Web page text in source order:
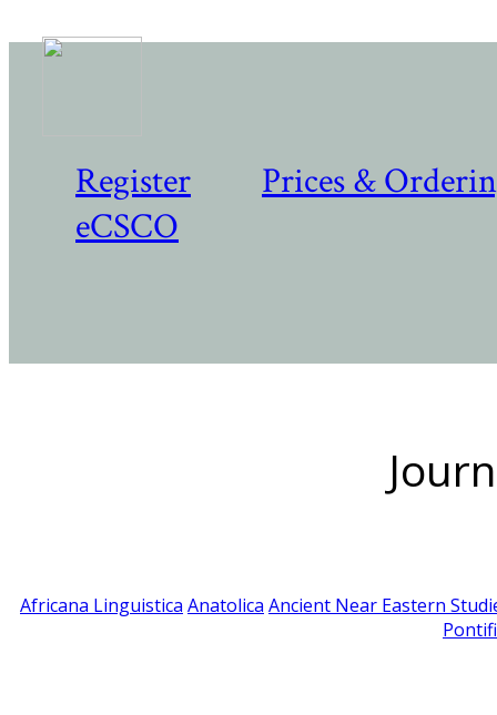
Register
Prices &
eCSCO
Africana Linguistica Anatolica Ancient Near Eastern